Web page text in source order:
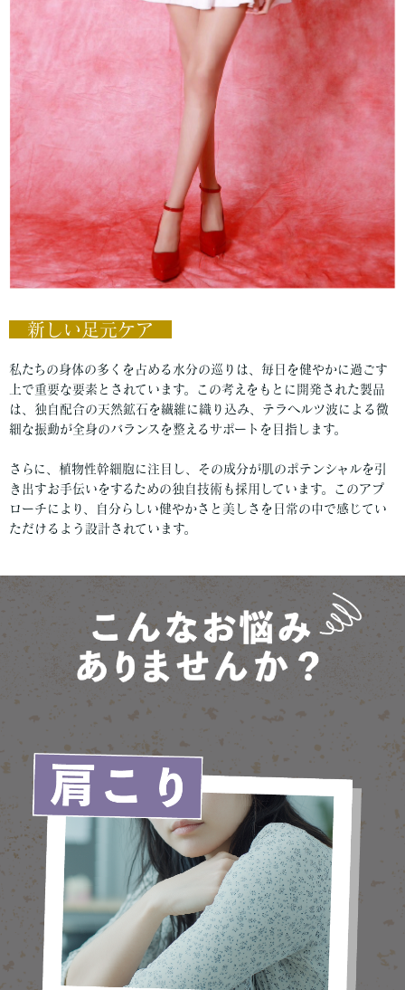
新しい足元ケア
私たちの身体の多くを占める水分の巡りは、毎日を健やかに過ごす
上で重要な要素とされています。この考えをもとに開発された製品
は、独自配合の天然鉱石を繊維に織り込み、テラヘルツ波による微
細な振動が全身のバランスを整えるサポートを目指します。
さらに、植物性幹細胞に注目し、その成分が肌のポテンシャルを引
き出すお手伝いをするための独自技術も採用しています。このアプ
ローチにより、自分らしい健やかさと美しさを日常の中で感じてい
ただけるよう設計されています。